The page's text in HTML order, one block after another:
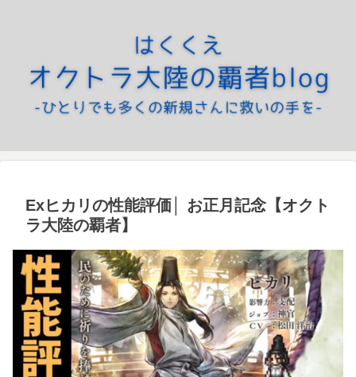
Exヒカリの性能評価│ お正月記念【オクト
ラ大陸の覇者】